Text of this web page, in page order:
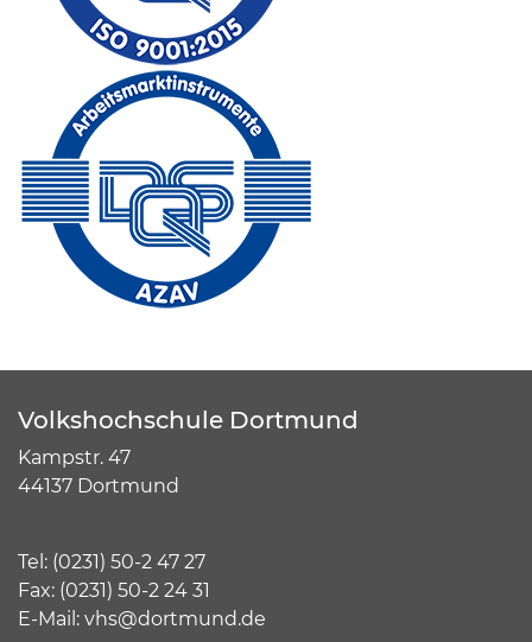
Volkshochschule Dortmund
Kampstr. 47
44137 Dortmund
Tel: (0231) 50-2 47 27
Fax: (0231) 50-2 24 31
E-Mail: vhs@dortmund.de